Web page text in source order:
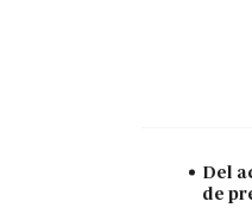
Del
de